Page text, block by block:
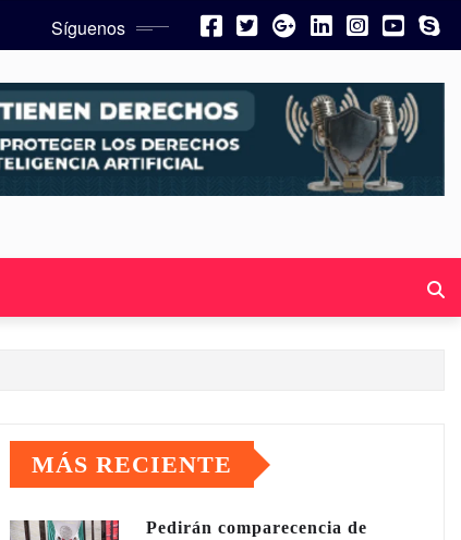
Síguenos
MÁS RECIENTE
Pedirán comparecencia de